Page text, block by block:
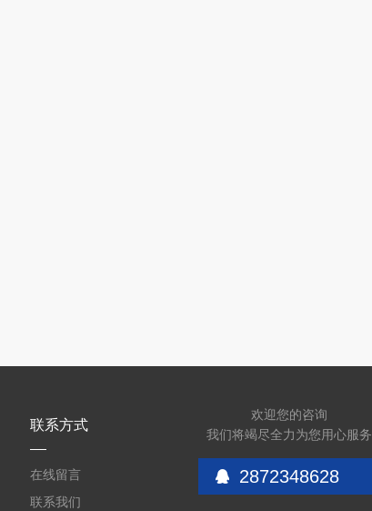
联系方式
在线留言
联系我们
欢迎您的咨询
我们将竭尽全力为您用心服务
2872348628